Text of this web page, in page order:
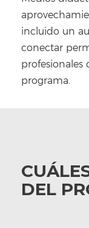
incluido un
conectar
profesionales
programa.
DEL